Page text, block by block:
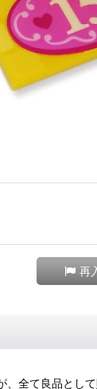
再
全て良品として